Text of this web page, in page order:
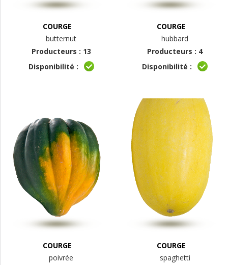
COURGE
butternut
Producteurs : 13
Disponibilité :
COURGE
hubbard
Producteurs : 4
Disponibilité :
COURGE
poivrée
COURGE
spaghetti